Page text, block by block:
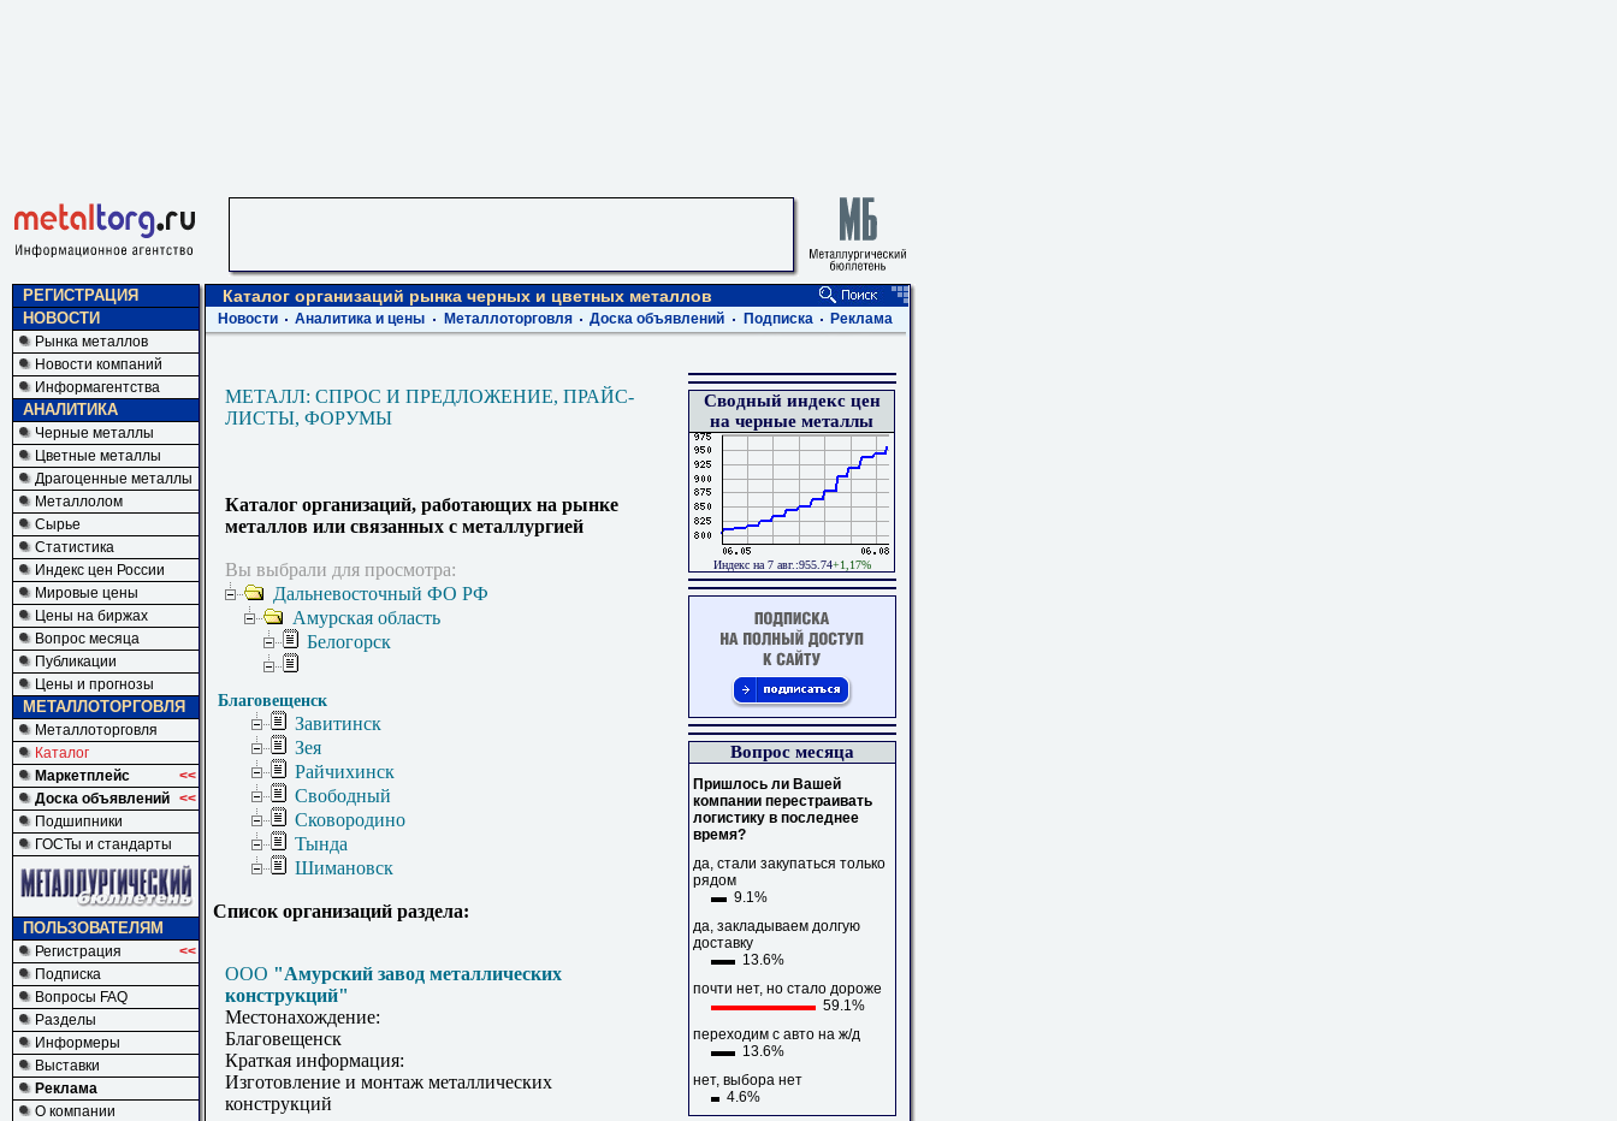
РЕГИСТРАЦИЯ
НОВОСТИ
Рынка металлов
Новости компаний
Информагентства
АНАЛИТИКА
Черные металлы
Цветные металлы
Драгоценные металлы
Металлолом
Сырье
Статистика
Индекс цен России
Мировые цены
Цены на биржах
Вопрос месяца
Публикации
Цены и прогнозы
МЕТАЛЛОТОРГОВЛЯ
Металлоторговля
Каталог
Маркетплейс
<<
Доска объявлений <<
Подшипники
ГОСТы и стандарты
ПОЛЬЗОВАТЕЛЯМ
Регистрация
<<
Подписка
Вопросы FAQ
Разделы
Информеры
Выставки
Реклама
О компании
Каталог организаций рынка черных и цветных металлов
Новости Аналитика и цены Металлоторговля Доска объявлений Подписка Реклама
МЕТАЛЛ: СПРОС И ПРЕДЛОЖЕНИЕ, ПРАЙС-
ЛИСТЫ, ФОРУМЫ
Каталог организаций, работающих на рынке
металлов или связанных с металлургией
Вы выбрали для просмотра:
Дальневосточный ФО РФ
Амурская область
Белогорск
Благовещенск
Завитинск
Зея
Райчихинск
Свободный
Сковородино
Тында
Шимановск
Список организаций раздела:
ООО "Амурский завод металлических
конструкций"
Местонахождение:
Благовещенск
Краткая информация:
Изготовление и монтаж металлических
конструкций
Сводный индекс цен
на черные металлы
Индекс на 7 авг.:955.74+1,17%
Вопрос месяца
Пришлось ли Вашей
компании перестраивать
логистику в последнее
время?
да, стали закупаться только
рядом
9.1%
да, закладываем долгую
доставку
13.6%
почти нет, но стало дороже
59.1%
переходим с авто на ж/д
13.6%
нет, выбора нет
4.6%